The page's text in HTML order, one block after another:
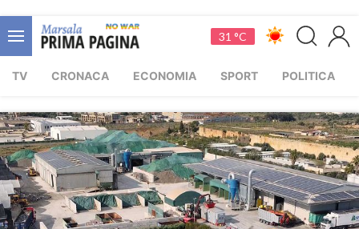
31 °C
TV CRONACA ECONOMIA SPORT POLITICA